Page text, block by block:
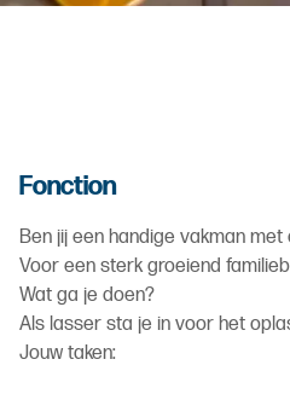
Fonction
Ben jij een handige vakman
Voor een sterk groeiend
Wat ga je doen?
Als lasser sta je in voor het
Jouw taken: